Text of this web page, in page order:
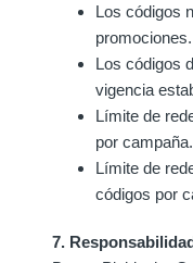
Los códigos
promociones.
Los códigos
vigencia
Límite de
por campaña.
Límite de
códigos por
7.